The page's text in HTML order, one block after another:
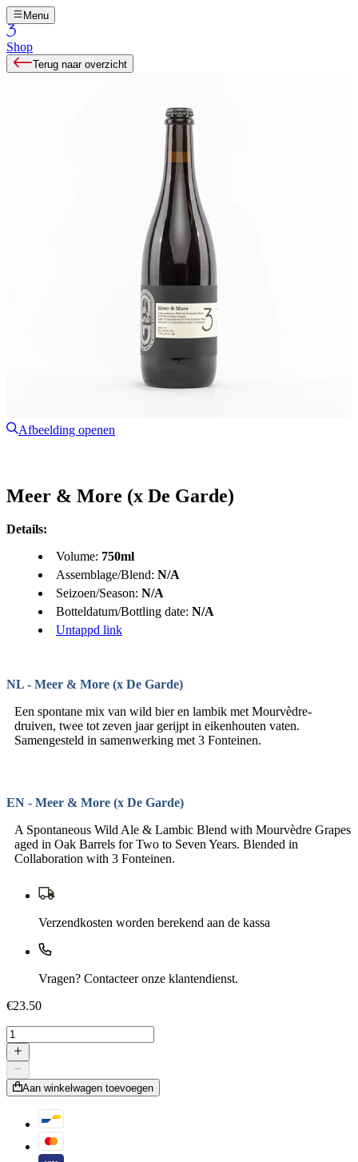
Menu
Shop
Terug naar overzicht
Afbeelding openen
Meer & More (x De Garde)
Details:
Volume: 750ml
Assemblage/Blend: N/A
Seizoen/Season: N/A
Botteldatum/Bottling date: N/A
Untappd link
NL - Meer & More (x De Garde)
Een spontane mix van wild bier en lambik met Mourvèdre-
druiven, twee tot zeven jaar gerijpt in eikenhouten vaten.
Samengesteld in samenwerking met 3 Fonteinen.
EN - Meer & More (x De Garde)
A Spontaneous Wild Ale & Lambic Blend with Mourvèdre Grapes
aged in Oak Barrels for Two to Seven Years. Blended in
Collaboration with 3 Fonteinen.
Verzendkosten worden berekend aan de kassa
Vragen? Contacteer onze klantendienst.
€23.50
Aan winkelwagen toevoegen